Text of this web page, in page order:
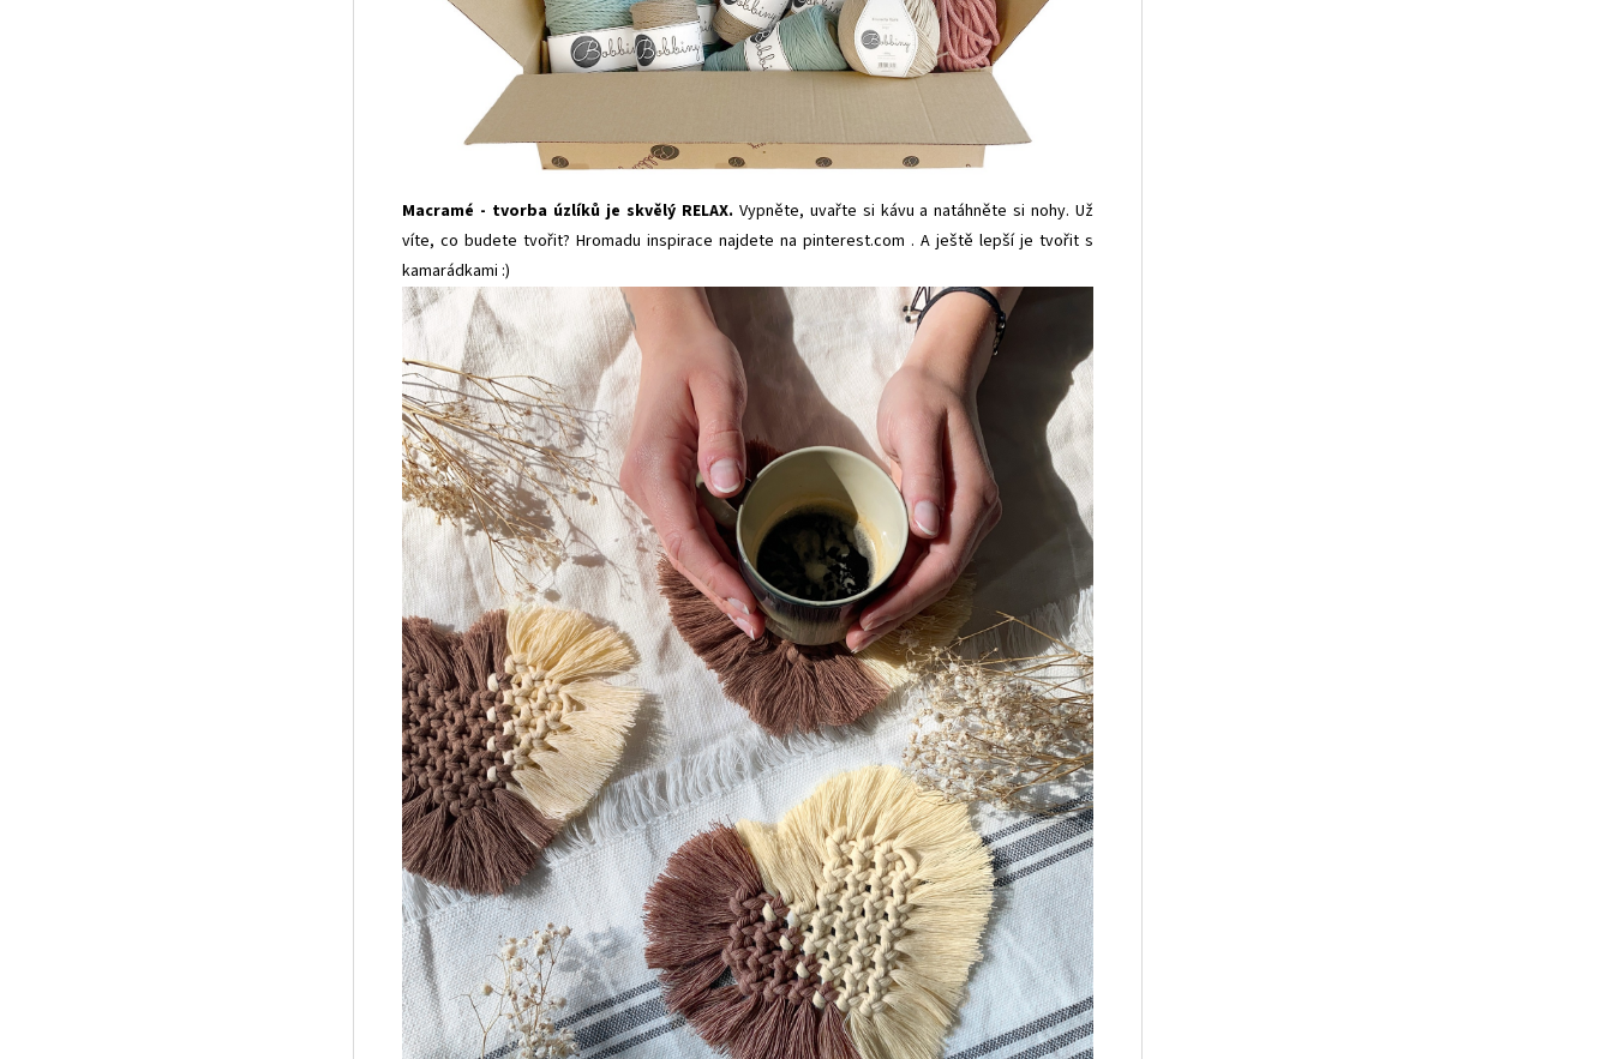
Macramé - tvorba úzlíků je skvělý RELAX. Vypněte, uvařte si kávu anatáhněte si nohy. Už
víte, co budete tvořit? Hromadu inspirace najdete napinterest.com . A ještě lepší je tvořit s
kamarádkami :)